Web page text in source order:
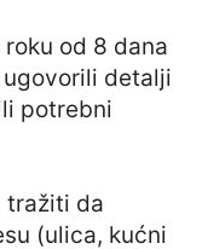
od 8 dana
detalji
potrebni
tražiti da
(ulica, kućni